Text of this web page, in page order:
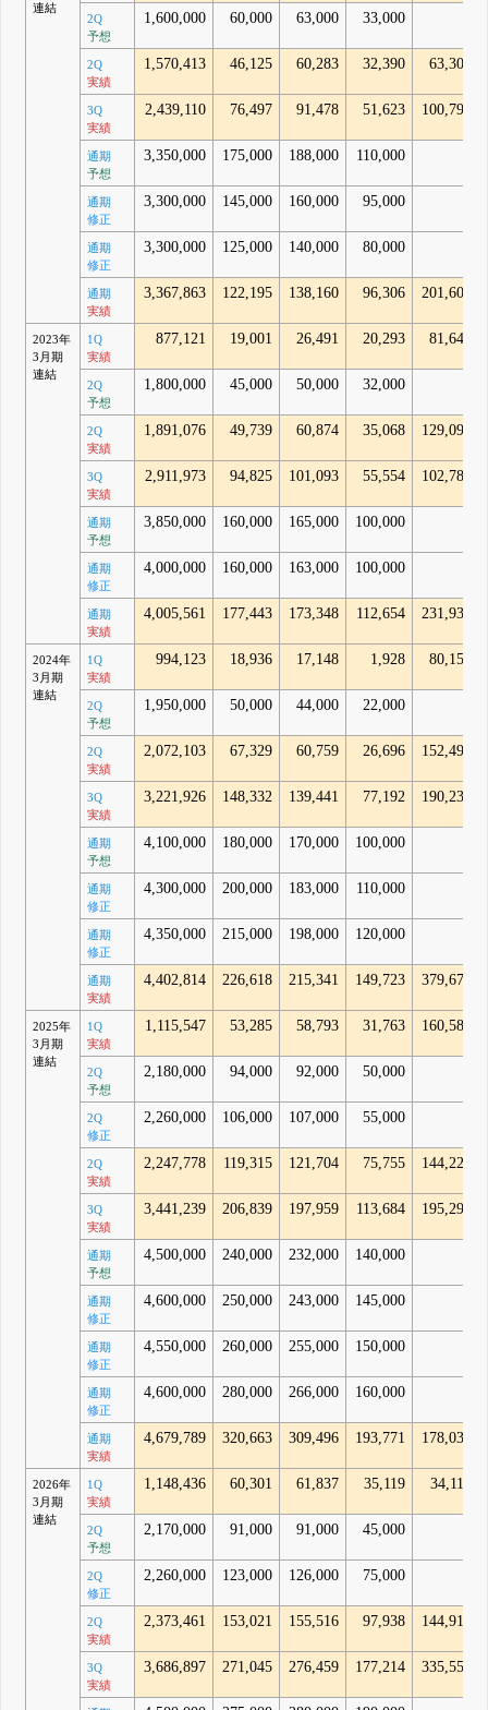
連結
2Q
予想
1,600,000 60,000 63,000 33,000
2Q
実績
1,570,413 46,125 60,283 32,390 63,305
3Q
実績
2,439,110 76,497 91,478 51,623 100,797
通期
予想
3,350,000 175,000 188,000 110,000
通期
修正
3,300,000 145,000 160,000 95,000
通期
修正
3,300,000 125,000 140,000 80,000
通期
実績
3,367,863 122,195 138,160 96,306 201,602
2023年
3月期
連結
1Q
実績
877,121 19,001 26,491 20,293 81,644
2Q
予想
1,800,000 45,000 50,000 32,000
2Q
実績
1,891,076 49,739 60,874 35,068 129,092
3Q
実績
2,911,973 94,825 101,093 55,554 102,784
通期
予想
3,850,000 160,000 165,000 100,000
通期
修正
4,000,000 160,000 163,000 100,000
通期
実績
4,005,561 177,443 173,348 112,654 231,936
2024年
3月期
連結
1Q
実績
994,123 18,936 17,148 1,928 80,154
2Q
予想
1,950,000 50,000 44,000 22,000
2Q
実績
2,072,103 67,329 60,759 26,696 152,494
3Q
実績
3,221,926 148,332 139,441 77,192 190,236
通期
予想
4,100,000 180,000 170,000 100,000
通期
修正
4,300,000 200,000 183,000 110,000
通期
修正
4,350,000 215,000 198,000 120,000
通期
実績
4,402,814 226,618 215,341 149,723 379,678
2025年
3月期
連結
1Q
実績
1,115,547 53,285 58,793 31,763 160,580
2Q
予想
2,180,000 94,000 92,000 50,000
2Q
修正
2,260,000 106,000 107,000 55,000
2Q
実績
2,247,778 119,315 121,704 75,755 144,226
3Q
実績
3,441,239 206,839 197,959 113,684 195,298
通期
予想
4,500,000 240,000 232,000 140,000
通期
修正
4,600,000 250,000 243,000 145,000
通期
修正
4,550,000 260,000 255,000 150,000
通期
修正
4,600,000 280,000 266,000 160,000
通期
実績
4,679,789 320,663 309,496 193,771 178,030
2026年
3月期
連結
1Q
実績
1,148,436 60,301 61,837 35,119 34,113
2Q
予想
2,170,000 91,000 91,000 45,000
2Q
修正
2,260,000 123,000 126,000 75,000
2Q
実績
2,373,461 153,021 155,516 97,938 144,918
3Q
実績
3,686,897 271,045 276,459 177,214 335,550